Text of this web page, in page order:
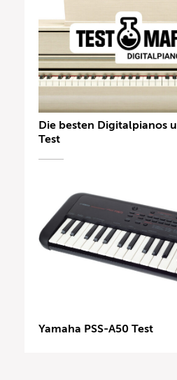
Die besten Digitalpianos
Test
Yamaha PSS-A50 Test